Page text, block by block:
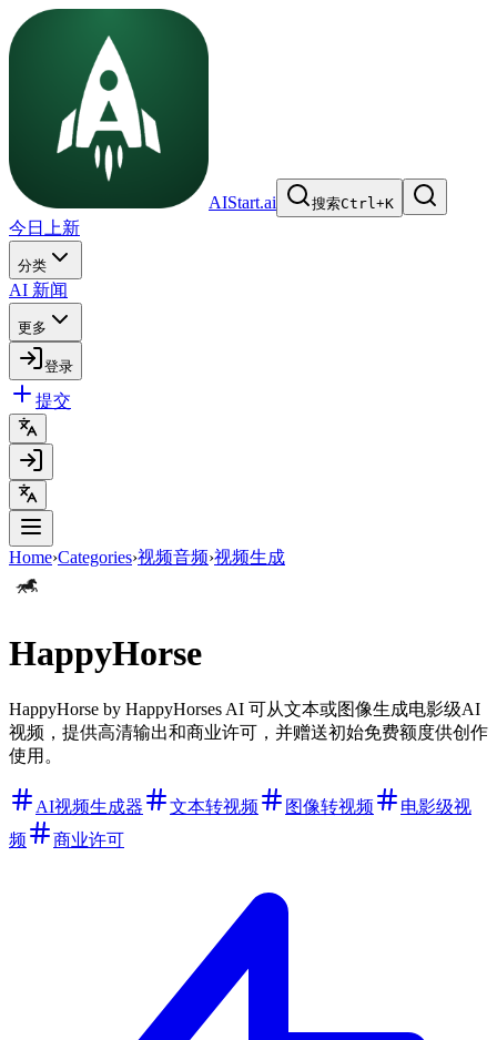
AIStart.ai 搜索Ctrl+K
今日上新
分类
AI 新闻
更多
登录
提交
Home›Categories›视频音频›视频生成
HappyHorse
HappyHorse by HappyHorses AI 可从文本或图像生成电影级AI
视频，提供高清输出和商业许可，并赠送初始免费额度供创作
使用。
AI视频生成器 文本转视频 图像转视频
电影级视
频
商业许可